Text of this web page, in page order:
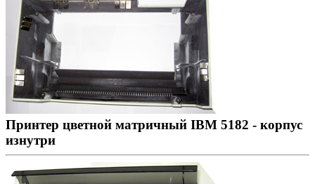
Принтер цветной матричный IBM 5182 - корпус
изнутри